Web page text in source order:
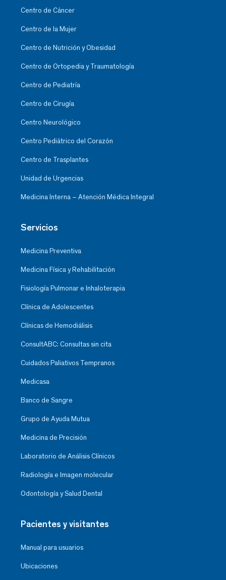
Centro de Cáncer
Centro de la Mujer
Centro de Nutrición y Obesidad
Centro de Ortopedia y Traumatología
Centro de Pediatría
Centro de Cirugía
Centro Neurológico
Centro Pediátrico del Corazón
Centro de Trasplantes
Unidad de Urgencias
Medicina Interna – Atención Médica Integral
Servicios
Medicina Preventiva
Medicina Física y Rehabilitación
Fisiología Pulmonar e Inhaloterapia
Clínica de Adolescentes
Clínicas de Hemodiálisis
ConsultABC: Consultas sin cita
Cuidados Paliativos Tempranos
Medicasa
Banco de Sangre
Grupo de Ayuda Mutua
Medicina de Precisión
Laboratorio de Análisis Clínicos
Radiología e Imagen molecular
Odontología y Salud Dental
Pacientes y visitantes
Manual para usuarios
Ubicaciones